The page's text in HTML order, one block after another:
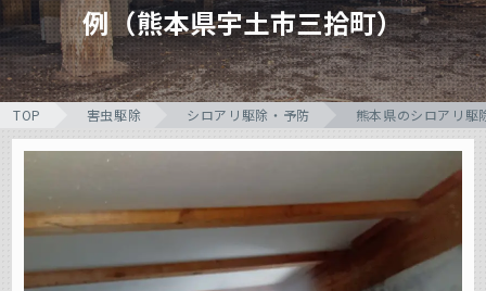
例（熊本県宇土市三拾町）
TOP 害虫駆除 シロアリ駆除・予防 熊本県のシロアリ駆